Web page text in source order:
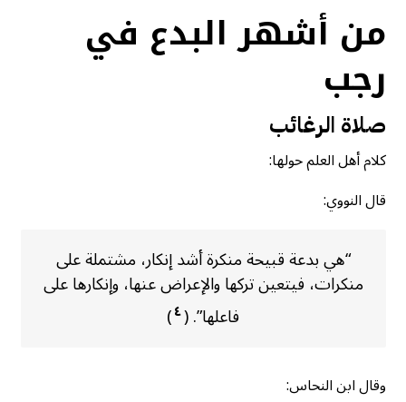
من أشهر البدع في
رجب
صلاة الرغائب
كلام أهل العلم حولها:
قال النووي:
“هي بدعة قبيحة منكرة أشد إنكار، مشتملة على
منكرات، فيتعين تركها والإعراض عنها، وإنكارها على
فاعلها”. (٤)
وقال ابن النحاس: